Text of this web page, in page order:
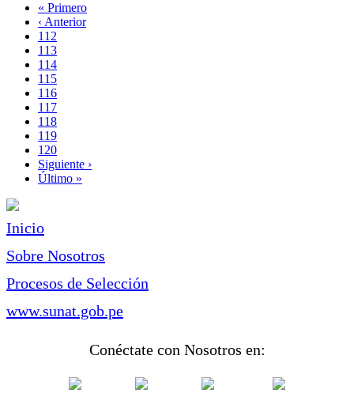
Paginación
Primera
página
« Primero
Página
anterior
‹ Anterior
Page
112
Page
113
Page
114
Page
115
Página
actual
116
Page
117
Page
118
Page
119
Page
120
Siguiente
página
Siguiente ›
Última
Último »
Inicio
Sobre Nosotros
Procesos de Selección
www.sunat.gob.pe
Conéctate con Nosotros en: